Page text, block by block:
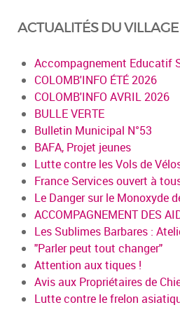
ACTUALITÉS DU VILLAGE
Accompagnement Educatif
COLOMB'INFO ÉTÉ 2026
COLOMB'INFO AVRIL 2026
BULLE VERTE
Bulletin Municipal N°53
BAFA, Projet jeunes
Lutte contre les Vols de
France Services ouvert à
Le Danger sur le Monoxyde
ACCOMPAGNEMENT DES
Les Sublimes Barbares :
"Parler peut tout changer"
Attention aux tiques !
Avis aux Propriétaires de
Lutte contre le frelon